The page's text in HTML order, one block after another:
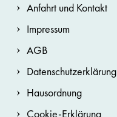
Anfahrt und Kontakt
Impressum
AGB
Datenschutzerklärung
Hausordnung
Cookie-Erklärung